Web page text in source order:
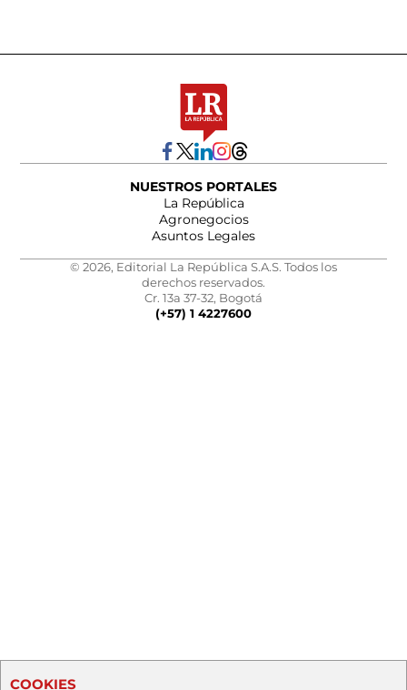
NUESTROS PORTALES
La República
Agronegocios
Asuntos Legales
© 2026, Editorial La República S.A.S. Todos los
derechos reservados.
Cr. 13a 37-32, Bogotá
(+57) 1 4227600
COOKIES